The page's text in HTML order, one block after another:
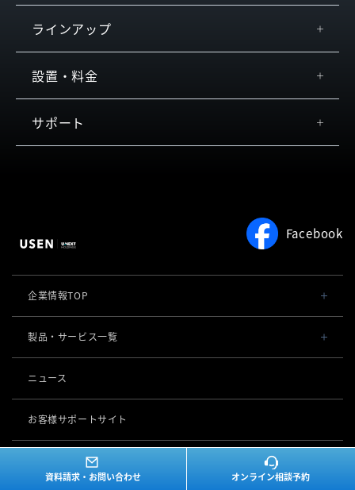
ラインアップ
USEN PAY
USEN PAY+
USEN PAY ENTRY
設置・料金
スペック
お客さまの声
サポート
資料請求・お問い合わせ オンライン相談予約
Facebook
企業情報TOP
会社概要・役員一覧
社長メッセージ
製品・サービス一覧
POSレジ 他
USENセルフレジ
USENレジTAB BEAUTY
オーダーシステム
USEN Ticket & Pay
USEN ハンディ
キャッシュレス決済
USEN PAY
導入事例
ニュース
お客様サポートサイト
（USEN MEMBERS）